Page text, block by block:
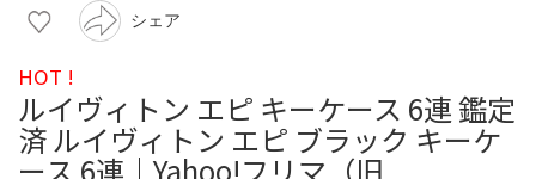
シェア
HOT !
ルイヴィトン エピ キーケース 6連 鑑定
済 ルイヴィトン エピ ブラック キーケ
ース 6連｜Yahoo!フリマ（旧